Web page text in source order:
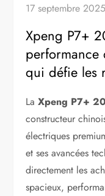
17 septembre 2025
Xpeng P7+
performance
qui défie les
LaXpeng P7+
constructeur
électriques
et ses avancées
directement les
spacieux,